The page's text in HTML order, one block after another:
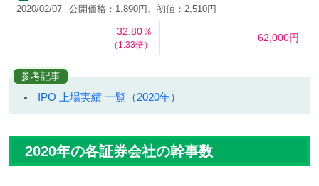
2020/02/07 公開価格：1,890円、初値：2,510円
32.80％
（1.33倍）
62,000円
参考記事
IPO 上場実績 一覧（2020年）
2020年の各証券会社の幹事数